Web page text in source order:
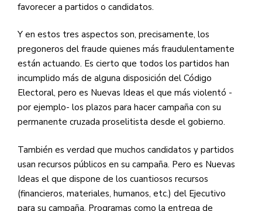
favorecer a partidos o candidatos.
Y en estos tres aspectos son, precisamente, los
pregoneros del fraude quienes más fraudulentamente
están actuando. Es cierto que todos los partidos han
incumplido más de alguna disposición del Código
Electoral, pero es Nuevas Ideas el que más violentó -
por ejemplo- los plazos para hacer campaña con su
permanente cruzada proselitista desde el gobierno.
También es verdad que muchos candidatos y partidos
usan recursos públicos en su campaña. Pero es Nuevas
Ideas el que dispone de los cuantiosos recursos
(financieros, materiales, humanos, etc.) del Ejecutivo
para su campaña. Programas como la entrega de